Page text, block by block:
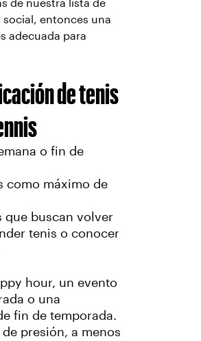
de nuestra lista de
entonces una
adecuada para
de tenis
o fin de
como máximo de
que buscan volver
tenis o conocer
hour, un evento
o una
fin de temporada.
presión, a menos